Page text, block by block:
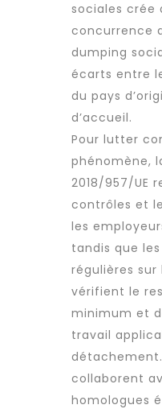
sociales crée
concurrence
dumping
écarts entre
du pays
d’accueil.
Pour lutter
phénomène,
2018/957/UE
contrôles et
les
tandis que
régulières
vérifient le
minimum et
travail
collaborent
homologues